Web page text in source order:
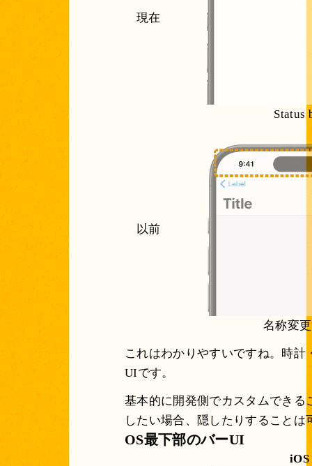
現在
Status
以前
名称変
これはわかりやすいですね。時
UIです。
基本的に開発側でカスタムでき
したい場合、隠したりすることは
OS最下部のバーUI
iOS